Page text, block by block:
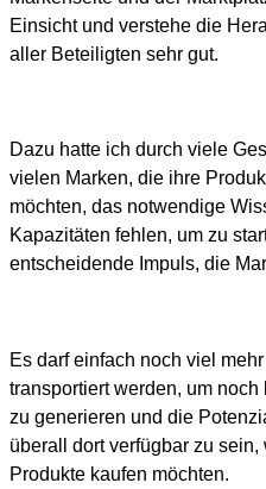
Einsicht und verstehe die
aller Beteiligten sehr gut.
Dazu hatte ich durch viele
vielen Marken, die ihre
möchten, das notwendige
Kapazitäten fehlen, um zu
entscheidende Impuls, die
Es darf einfach noch viel
transportiert werden, um
zu generieren und die
überall dort verfügbar zu
Produkte kaufen möchten.